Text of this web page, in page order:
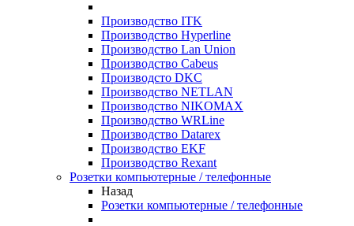
Производство ITK
Производство Hyperline
Производство Lan Union
Производство Cabeus
Производсто DKC
Производство NETLAN
Производство NIKOMAX
Производство WRLine
Производство Datarex
Производство EKF
Производство Rexant
Розетки компьютерные / телефонные
Назад
Розетки компьютерные / телефонные